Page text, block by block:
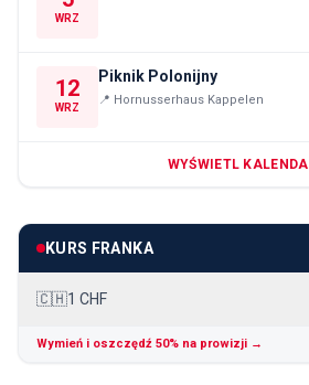
WRZ
12
WRZ
Piknik Polonijny
📍 Hornusserhaus Kappelen
WYŚWIETL
KURS FRANKA
🇨🇭1 CHF
Wymień i oszczędź 50% na prowizji →